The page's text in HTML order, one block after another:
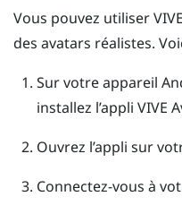
Vous pouvez utiliser
des avatars réalistes.
Sur votre appareil
installez l’appli VIVE
Ouvrez l’appli sur
Connectez-vous à